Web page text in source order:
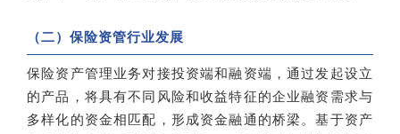
（二）保险资管行业发展
保险资产管理业务对接投资端和融资端，通过发起设立
的产品，将具有不同风险和收益特征的企业融资需求与
多样化的资金相匹配，形成资金融通的桥梁。基于资产